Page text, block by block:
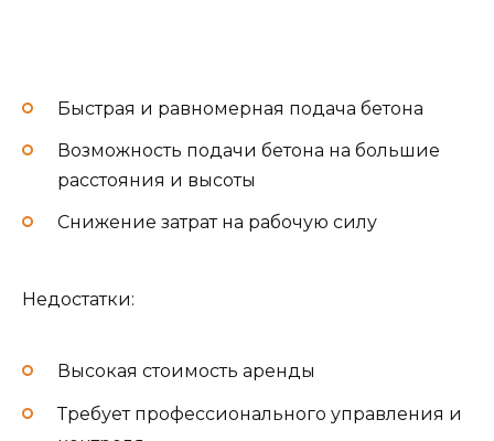
Быстрая и равномерная подача бетона
Возможность подачи бетона на большие
расстояния и высоты
Снижение затрат на рабочую силу
Недостатки:
Высокая стоимость аренды
Требует профессионального управления и